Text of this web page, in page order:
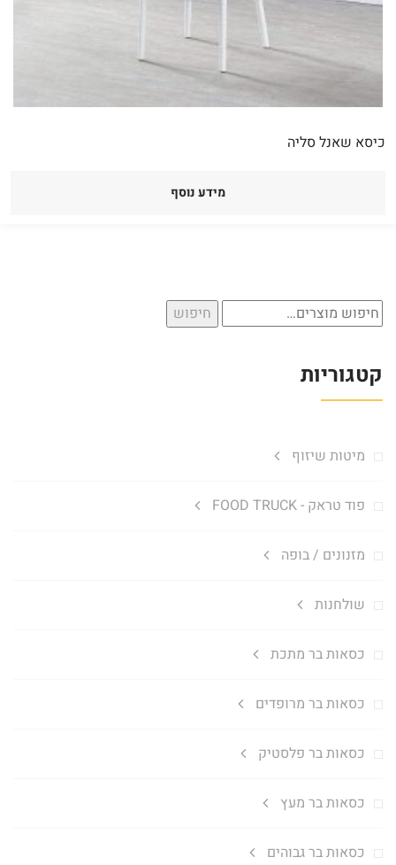
כיסא שאנל סליה
מידע נוסף
חיפוש
עבור:
חיפוש
קטגוריות
מיטות שיזוף
פוד טראק - FOOD TRUCK
מזנונים / בופה
שולחנות
כסאות בר מתכת
כסאות בר מרופדים
כסאות בר פלסטיק
כסאות בר מעץ
כסאות בר גבוהים